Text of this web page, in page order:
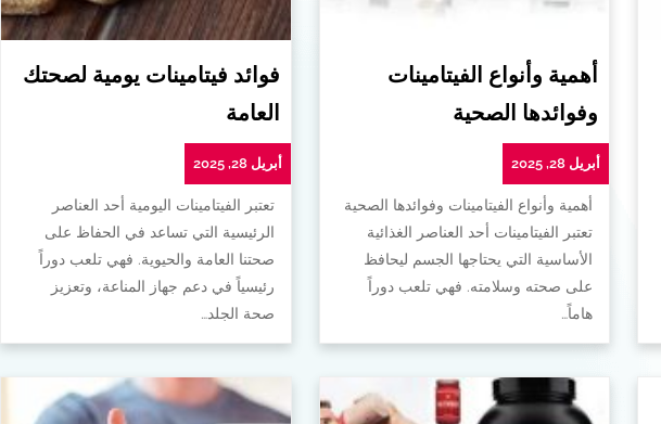
أهمية وأنواع الفيتامينات
وفوائدها الصحية
أبريل 28, 2025
أهمية وأنواع الفيتامينات وفوائدها الصحية
تعتبر الفيتامينات أحد العناصر الغذائية
الأساسية التي يحتاجها الجسم ليحافظ
على صحته وسلامته. فهي تلعب دوراً
هاماً…
فوائد فيتامينات يومية لصحتك
العامة
أبريل 28, 2025
تعتبر الفيتامينات اليومية أحد العناصر
الرئيسية التي تساعد في الحفاظ على
صحتنا العامة والحيوية. فهي تلعب دوراً
رئيسياً في دعم جهاز المناعة، وتعزيز
صحة الجلد…